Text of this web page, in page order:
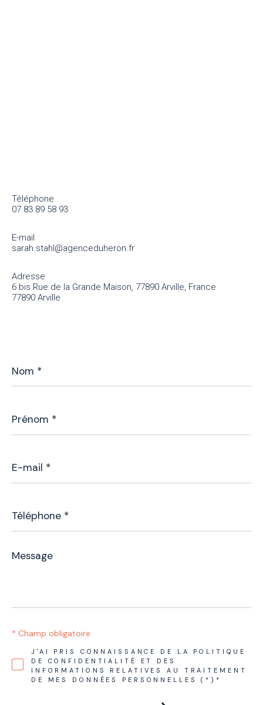
Téléphone
07 83 89 58 93
E-mail
sarah.stahl@agenceduheron.fr
Adresse
6 bis Rue de la Grande Maison, 77890 Arville, France
77890 Arville
*
*
mail
*
*
Message
*
J'AI PRIS CONNAISSANCE DE LA POLITIQUE
DE CONFIDENTIALITÉ ET DES
INFORMATIONS RELATIVES AU TRAITEMENT
DE MES DONNÉES PERSONNELLES (*)*
* Champ obligatoire